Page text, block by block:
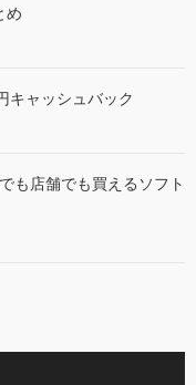
め
キャッシュバック
も店舗でも買えるソフト